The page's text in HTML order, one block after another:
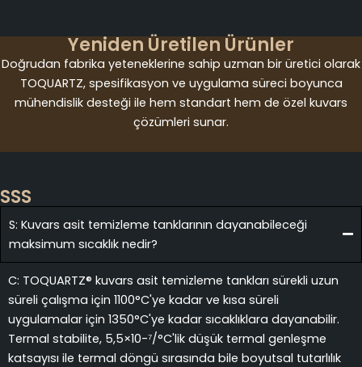
Yeniden Üretilen Ürünler
Doğrudan fabrika yeteneklerine sahip uzman bir üretici olarak
TOQUARTZ, spesifikasyon ve uygulama süreci boyunca
mühendislik desteği ile hem standart hem de özel kuvars
çözümleri sunar.
SSS
S: Kuvars asit temizleme tanklarının dayanabileceği
maksimum sıcaklık nedir?
C: TOQUARTZ® kuvars asit temizleme tankları sürekli uzun
süreli çalışma için 1100°C'ye kadar ve kısa süreli
uygulamalar için 1350°C'ye kadar sıcaklıklara dayanabilir.
Termal stabilite, 5,5×10-⁷/°C'lik düşük termal genleşme
katsayısı ile termal döngü sırasında bile boyutsal tutarlılık